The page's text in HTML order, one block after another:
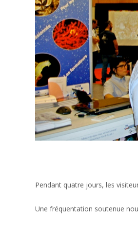
Pendant quatre jours, les
Une fréquentation soutenue